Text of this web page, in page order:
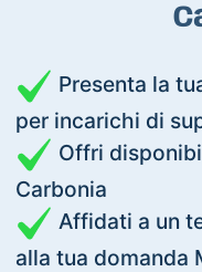
Presenta la
per incarichi di
Offri
Carbonia
Affidati a un
alla tua domanda